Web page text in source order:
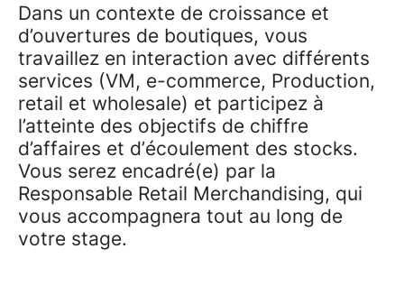
Dans un contexte de croissance et
d’ouvertures de boutiques, vous
travaillez en interaction avec différents
services (VM, e-commerce, Production,
retail et wholesale) et participez à
l’atteinte des objectifs de chiffre
d’affaires et d’écoulement des stocks.
Vous serez encadré(e) par la
Responsable Retail Merchandising, qui
vous accompagnera tout au long de
votre stage.